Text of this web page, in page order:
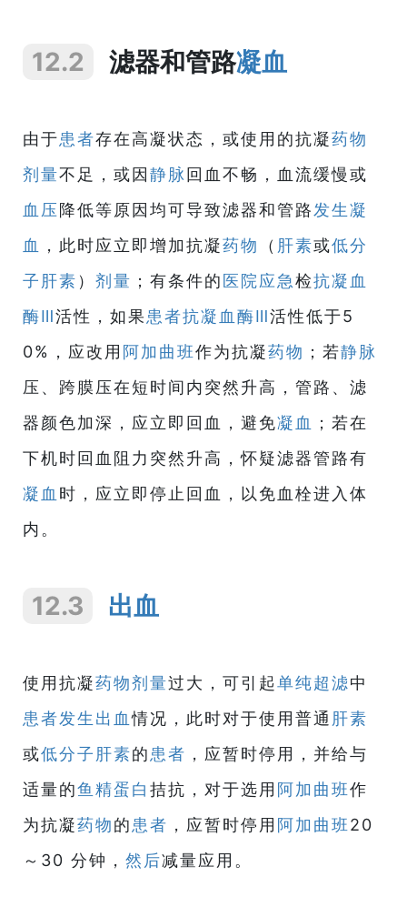
12.2 滤器和管路凝血
由于患者存在高凝状态，或使用的抗凝药物
剂量不足，或因 静脉 回血不畅，血流缓慢或
血压 降低等原因均可导致滤器和管路发生凝
血
，此时应立即增加抗凝药物 （ 肝素或低分
子肝素 ） 剂量 ；有条件的 医院应急检抗凝血
酶Ⅲ活性，如果患者抗凝血酶Ⅲ活性低于5
0%，应改用 阿加曲班作为抗凝药物 ；若静脉
压、跨膜压在短时间内突然升高，管路、滤
器颜色加深，应立即回血，避免凝血
；若在
下机时回血阻力突然升高，怀疑滤器管路有
凝血 时，应立即停止回血，以免血栓进入体
内。
12.3 出血
使用抗凝药物剂量过大，可引起单纯超滤中
患者发生 出血情况，此时对于使用普通 肝素
或低分子肝素的患者 ，应暂时停用，并给与
适量的鱼精蛋白 拮抗，对于选用 阿加曲班作
为抗凝药物的患者 ，应暂时停用 阿加曲班20
～30 分钟， 然后减量应用。